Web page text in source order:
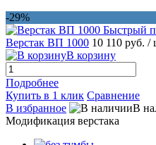
-29%
Быстрый
Верстак ВП 1000 10 110 руб. /
В корзину
Подробнее
Купить в 1 клик Сравнение
В избранное
В
Модификация верстака